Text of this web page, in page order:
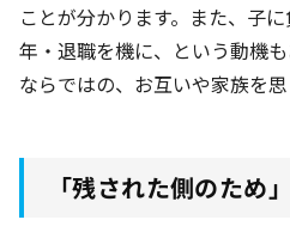
ことが分かります。また、子
年・退職を機に、という動機
ならではの、お互いや家族を思
「残された側のため